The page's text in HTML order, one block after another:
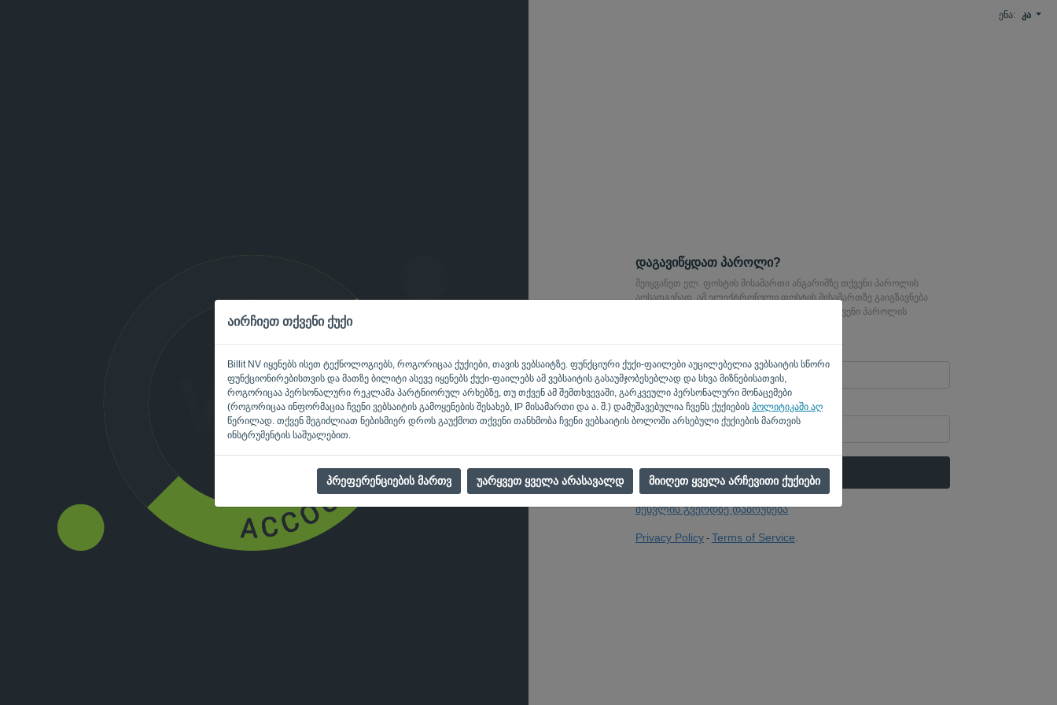
აირჩიეთ თქვენი ქუქი
Billit NV იყენებს ისეთ ტექნოლოგიებს, როგორიცაა ქუქიები, თავის ვებსაიტზე. ფუნქციური ქუქი-ფაილები აუცილებელია ვებსაიტის სწორი
ფუნქციონირებისთვის და მათზე ბილიტი ასევე იყენებს ქუქი-ფაილებს ამ ვებსაიტის გასაუმჯობესებლად და სხვა მიზნებისათვის,
როგორიცაა პერსონალური რეკლამა პარტნიორულ არხებზე, თუ თქვენ ამ შემთხვევაში, გარკვეული პერსონალური მონაცემები
(როგორიცაა ინფორმაცია ჩვენი ვებსაიტის გამოყენების შესახებ, IP მისამართი და ა. შ.) დამუშავებულია ჩვენს ქუქიების პოლიტიკაში აღ
წერილად. თქვენ შეგიძლიათ ნებისმიერ დროს გაუქმოთ თქვენი თანხმობა ჩვენი ვებსაიტის ბოლოში არსებული ქუქიების მართვის
ინსტრუმენტის საშუალებით.
პრეფერენციების მართვ უარყვეთ ყველა არასავალდ მიიღეთ ყველა არჩევითი ქუქიები
ენა: კა
დაგავიწყდათ პაროლი?
შეიყვანეთ ელ. ფოსტის მისამართი ანგარიშზე თქვენი პაროლის
აღსადგენად. ამ ელექტრონული ფოსტის მისამართზე გაიგზავნება
ბმული, რომელიც შეგიძლიათ გამოიყენოთ თქვენი პაროლის
თქვენ არ ხართ კომპიუტერი? შეავსეთ '
ᲑᲛᲣᲚᲘᲡ ᲒᲐᲒᲖᲐᲕᲜᲐ
შესვლის გვერდზე დაბრუნება
Privacy Policy - Terms of Service